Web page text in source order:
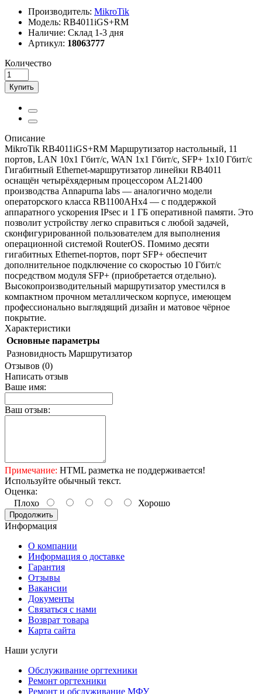
Производитель: MikroTik
Модель: RB4011iGS+RM
Наличие: Склад 1-3 дня
Артикул: 18063777
Количество
Купить
Описание
MikroTik RB4011iGS+RM Маршрутизатор настольный, 11
портов, LAN 10x1 Гбит/с, WAN 1x1 Гбит/с, SFP+ 1x10 Гбит/с
Гигабитный Ethernet-маршрутизатор линейки RB4011
оснащён четырёхядерным процессором AL21400
производства Annapurna labs — аналогично модели
операторского класса RB1100AHx4 — с поддержкой
аппаратного ускорения IPsec и 1 ГБ оперативной памяти. Это
позволит устройству легко справиться с любой задачей,
сконфигурированной пользователем для выполнения
операционной системой RouterOS. Помимо десяти
гигабитных Ethernet-портов, порт SFP+ обеспечит
дополнительное подключение со скоростью 10 Гбит/с
посредством модуля SFP+ (приобретается отдельно).
Высокопроизводительный маршрутизатор уместился в
компактном прочном металлическом корпусе, имеющем
профессионально выглядящий дизайн и матовое чёрное
покрытие.
Характеристики
Основные параметры
Разновидность Маршрутизатор
Отзывов (0)
Написать отзыв
Ваше имя:
Ваш отзыв:
Примечание: HTML разметка не поддерживается!
Используйте обычный текст.
Оценка:
Плохо
Хорошо
Продолжить
Информация
О компании
Информация о доставке
Гарантия
Отзывы
Вакансии
Документы
Связаться с нами
Возврат товара
Карта сайта
Наши услуги
Обслуживание оргтехники
Ремонт оргтехники
Ремонт и обслуживание МФУ